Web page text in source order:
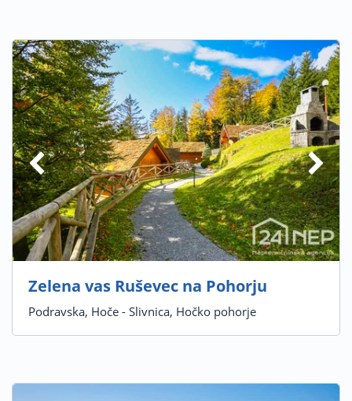
Zelena vas Ruševec na Pohorju
Podravska, Hoče - Slivnica, Hočko pohorje